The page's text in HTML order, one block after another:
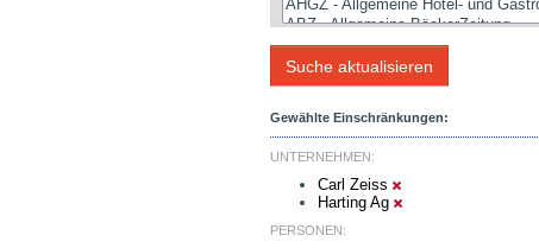
Gewählte Einschränkungen:
UNTERNEHMEN:
Carl Zeiss
Harting Ag
PERSONEN: